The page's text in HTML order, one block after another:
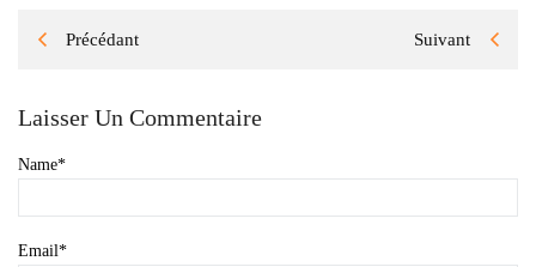
Précédant Suivant
Laisser Un Commentaire
Name*
Email*